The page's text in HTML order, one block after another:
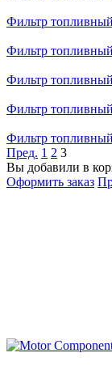
Фильтр
Фильтр
Фильтр
Фильтр
Фильтр
Пред. 1 2 3
Вы добавили в
Оформить заказ